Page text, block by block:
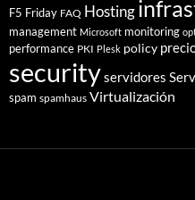
F5 Friday FAQ Hosting
management Microsoft monitoring
performance PKI Plesk policy
securityservidores
spam spamhaus Virtualización